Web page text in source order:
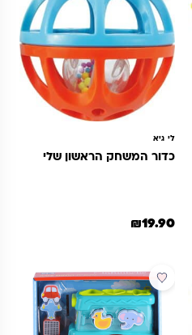
לי גיא
כדור המשחק הראשון שלי
₪19.90